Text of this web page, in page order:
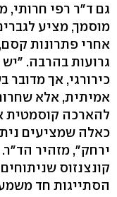
גם ד"ר רפי חרותי,
מוסמך, מציע
אחרי פתרונות
גרועות בהרבה.
כירורגי, אך
אמיתית, אלא
להארכה קוסמטית
כאלה שמציעים
ירחק", מזהיר
קונצנזוס
הסתייגות חד